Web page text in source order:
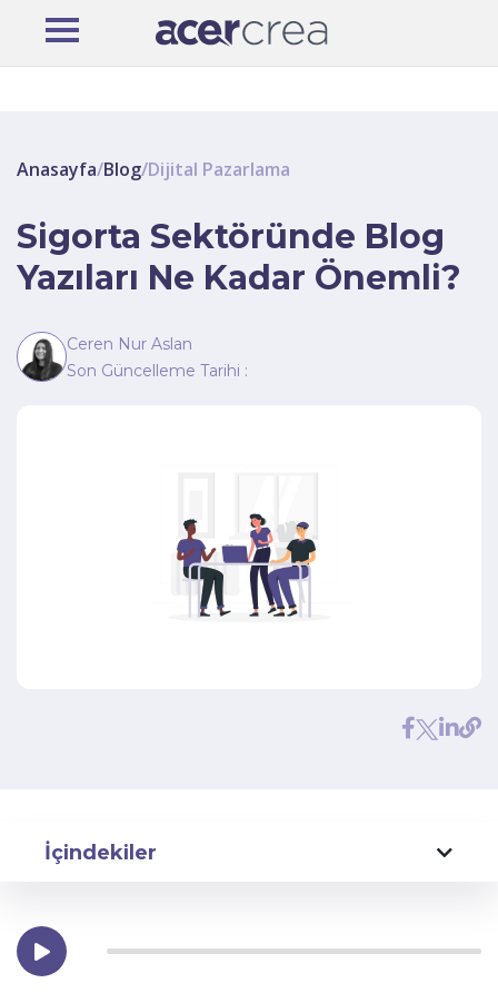
Anasayfa/Blog/Dijital Pazarlama
Sigorta Sektöründe Blog
Yazıları Ne Kadar Önemli?
Ceren Nur Aslan
Son Güncelleme Tarihi :
İçindekiler
Blog Yazılarının Gücü